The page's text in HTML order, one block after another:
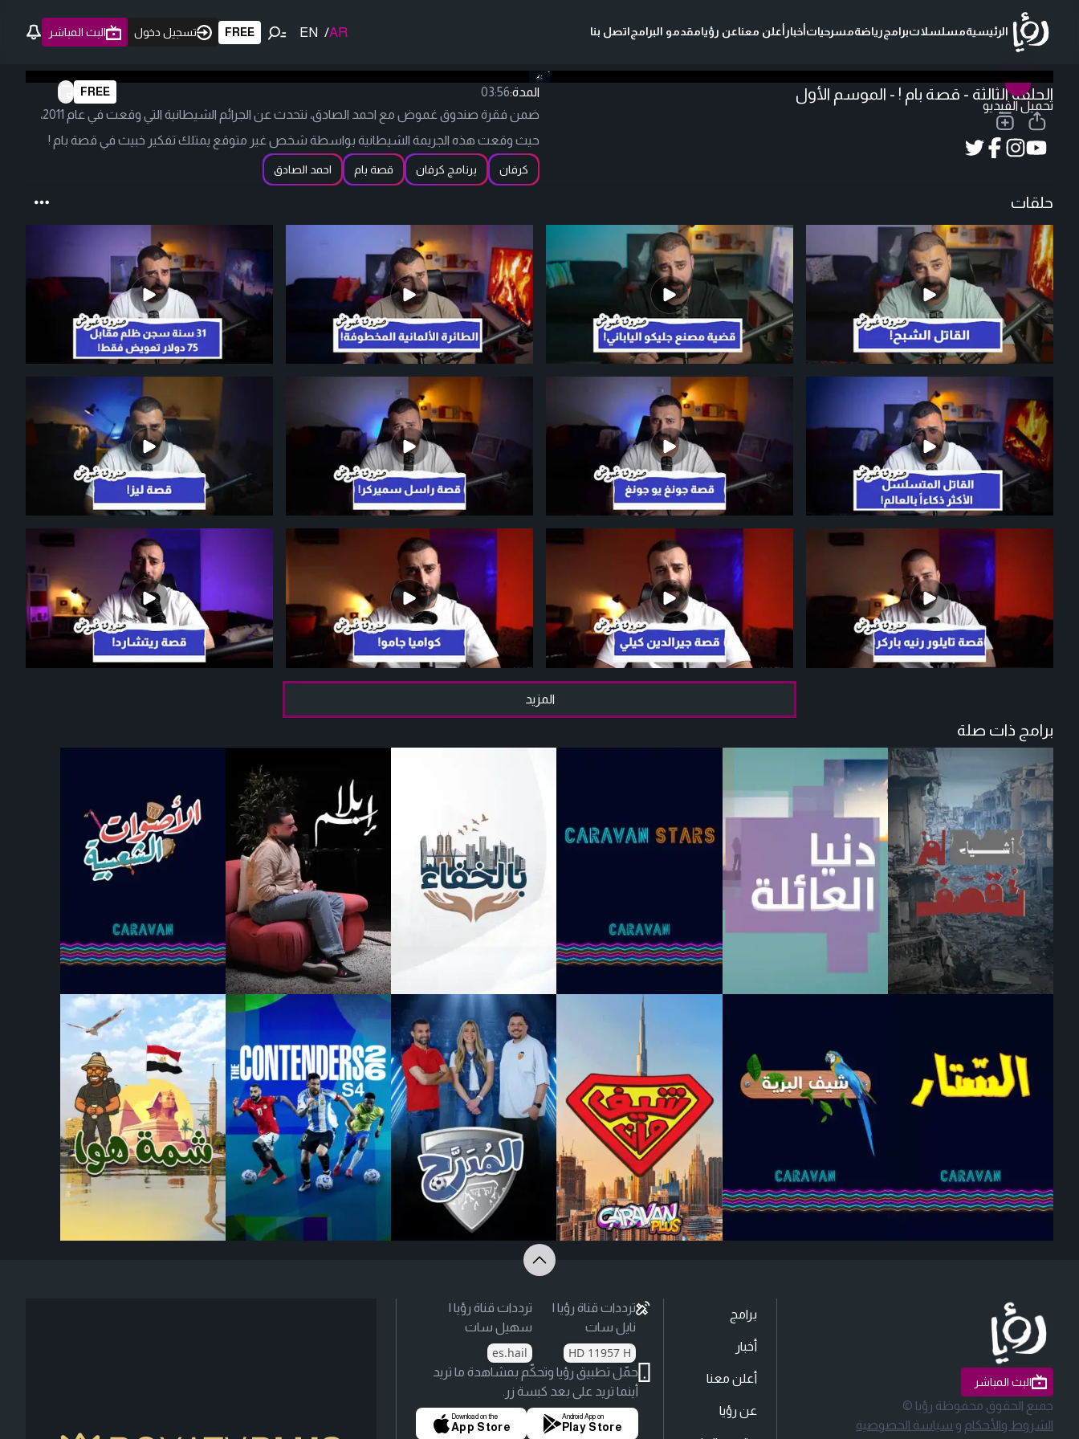
الرئيسيةمسلسلاتبرامجرياضةمسرحياتأخبارأعلن معناعن رؤيامقدمو البرامجاتصل بنا AR
/
EN
FREE تسجيل دخول البث المباشر
تحميل الفيديو
FREE الحلقة الثالثة - قصة بام ! - الموسم الأول المدة:03:56
ضمن فقرة صندوق غموض مع احمد الصادق، نتحدث عن الجرائم الشيطانية التي وقعت في عام 2011،
حيث وقعت هذه الجريمة الشيطانية بواسطة شخص غير متوقع يمتلك تفكير خبيث في قصة بام !
كرفان برنامج كرفان قصة بام احمد الصادق
حلقات
المزيد
برامج ذات صلة
البث المباشر
جميع الحقوق محفوظة رؤيا ©
الشروط والأحكام و سياسة الخصوصية
برامج
أخبار
أعلن معنا
عن رؤيا
ترددات قناة رؤيا |
نايل سات
HD 11957 H
ترددات قناة رؤيا |
سهيل سات
es.hail
حمّل تطبيق رؤيا وتحكّم بمشاهدة ما تريد
أينما تريد على بعد كبسة زر.
Android App on
Play Store
Download on the
App Store